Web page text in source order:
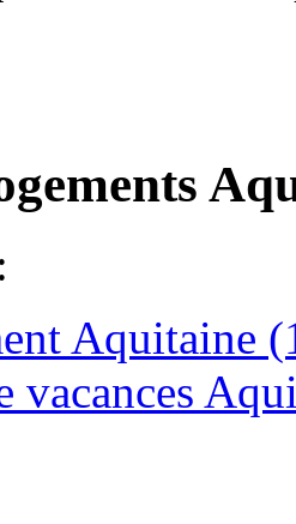
Aquitaine
vacances